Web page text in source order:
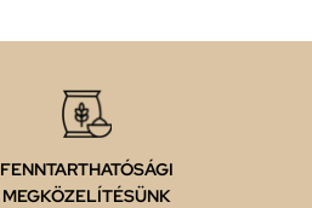
FENNTARTHATÓSÁGI
MEGKÖZELÍTÉSÜNK